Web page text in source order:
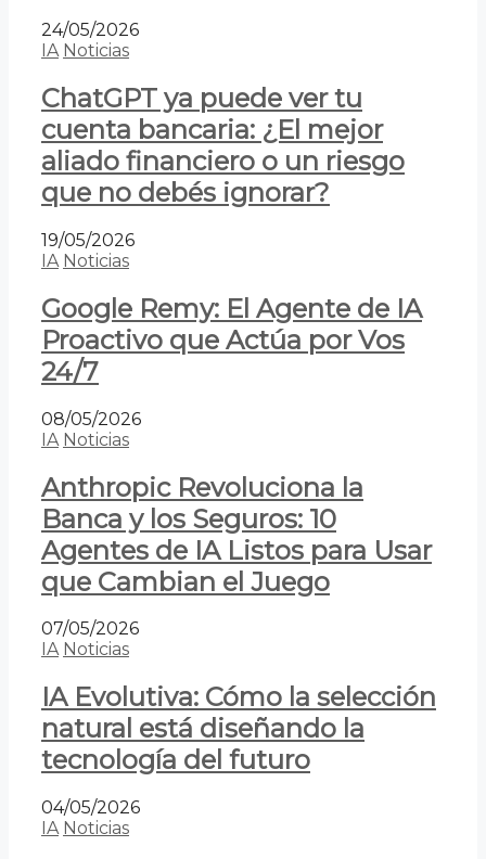
24/05/2026
IA Noticias
ChatGPT ya puede ver tu
cuenta bancaria: ¿El mejor
aliado financiero o un riesgo
que no debés ignorar?
19/05/2026
IA Noticias
Google Remy: El Agente de IA
Proactivo que Actúa por Vos
24/7
08/05/2026
IA Noticias
Anthropic Revoluciona la
Banca y los Seguros: 10
Agentes de IA Listos para Usar
que Cambian el Juego
07/05/2026
IA Noticias
IA Evolutiva: Cómo la selección
natural está diseñando la
tecnología del futuro
04/05/2026
IA Noticias